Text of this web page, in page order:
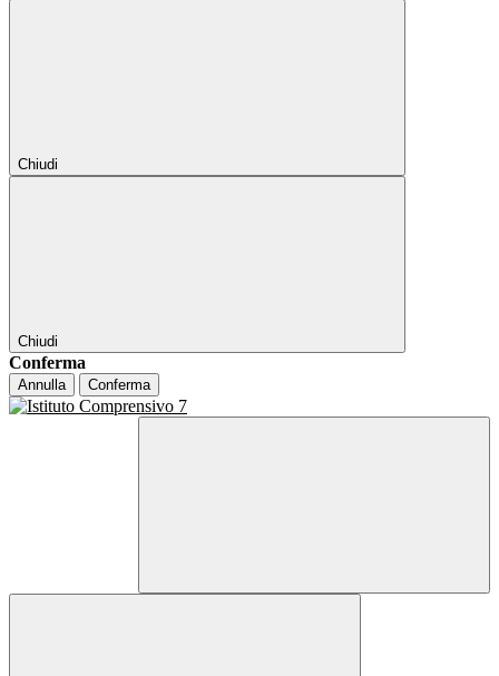
Chiudi
Chiudi
Conferma
Annulla Conferma